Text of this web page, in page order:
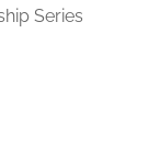
Series